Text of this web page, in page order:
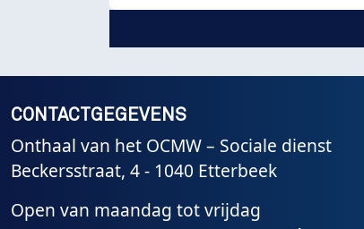
CONTACTGEGEVENS
Onthaal van het OCMW – Sociale dienst
Beckersstraat, 4 - 1040 Etterbeek
Open van maandag tot vrijdag